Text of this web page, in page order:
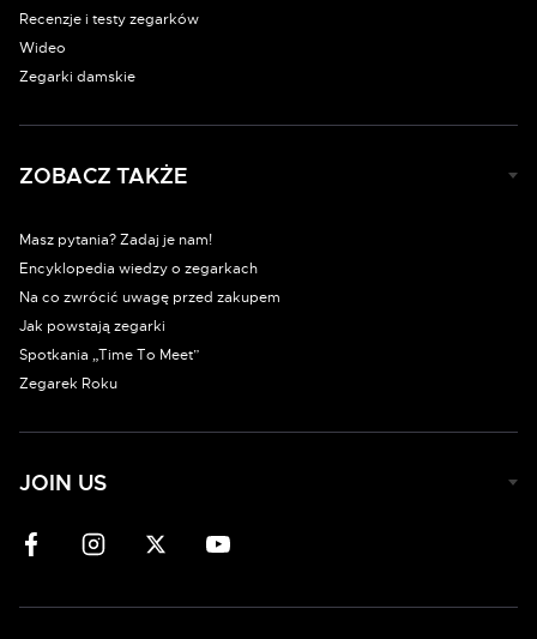
Recenzje i testy zegarków
Wideo
Zegarki damskie
ZOBACZ TAKŻE
Masz pytania? Zadaj je nam!
Encyklopedia wiedzy o zegarkach
Na co zwrócić uwagę przed zakupem
Jak powstają zegarki
Spotkania „Time To Meet”
Zegarek Roku
JOIN US